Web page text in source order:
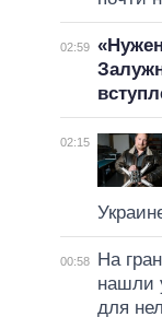
02:59
02:15
00:58
На
нашли
для